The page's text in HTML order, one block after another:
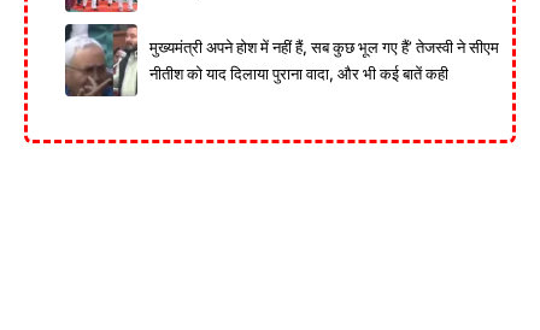
मुख्यमंत्री अपने होश में नहीं हैं, सब कुछ भूल गए हैं’ तेजस्वी ने सीएम
नीतीश को याद दिलाया पुराना वादा, और भी कई बातें कही